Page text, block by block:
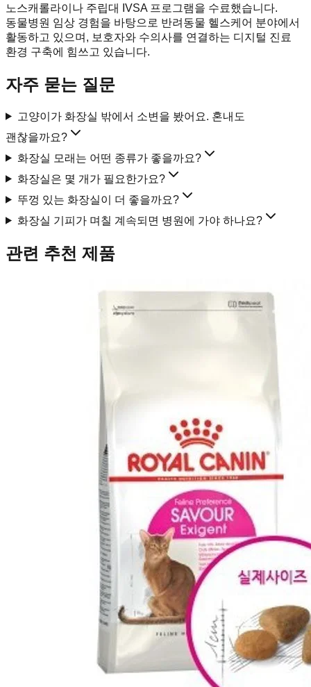
노스캐롤라이나 주립대 IVSA 프로그램을 수료했습니다.
동물병원 임상 경험을 바탕으로 반려동물 헬스케어 분야에서
활동하고 있으며, 보호자와 수의사를 연결하는 디지털 진료
환경 구축에 힘쓰고 있습니다.
자주 묻는 질문
고양이가 화장실 밖에서 소변을 봤어요. 혼내도
괜찮을까요?
화장실 모래는 어떤 종류가 좋을까요?
화장실은 몇 개가 필요한가요?
뚜껑 있는 화장실이 더 좋을까요?
화장실 기피가 며칠 계속되면 병원에 가야 하나요?
관련 추천 제품